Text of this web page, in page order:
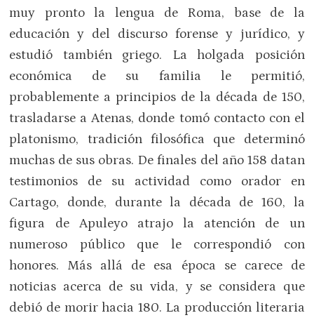
muy pronto la lengua de Roma, base de la
educación y del discurso forense y jurídico, y
estudió también griego. La holgada posición
económica de su familia le permitió,
probablemente a principios de la década de 150,
trasladarse a Atenas, donde tomó contacto con el
platonismo, tradición filosófica que determinó
muchas de sus obras. De finales del año 158 datan
testimonios de su actividad como orador en
Cartago, donde, durante la década de 160, la
figura de Apuleyo atrajo la atención de un
numeroso público que le correspondió con
honores. Más allá de esa época se carece de
noticias acerca de su vida, y se considera que
debió de morir hacia 180. La producción literaria